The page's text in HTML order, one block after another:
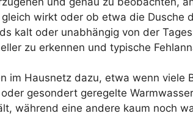
wirkt oder ob etwa die
kalt oder unabhängig von der
zu erkennen und typische
im Hausnetz dazu, etwa wenn viele
gesondert geregelte
während eine andere kaum noch